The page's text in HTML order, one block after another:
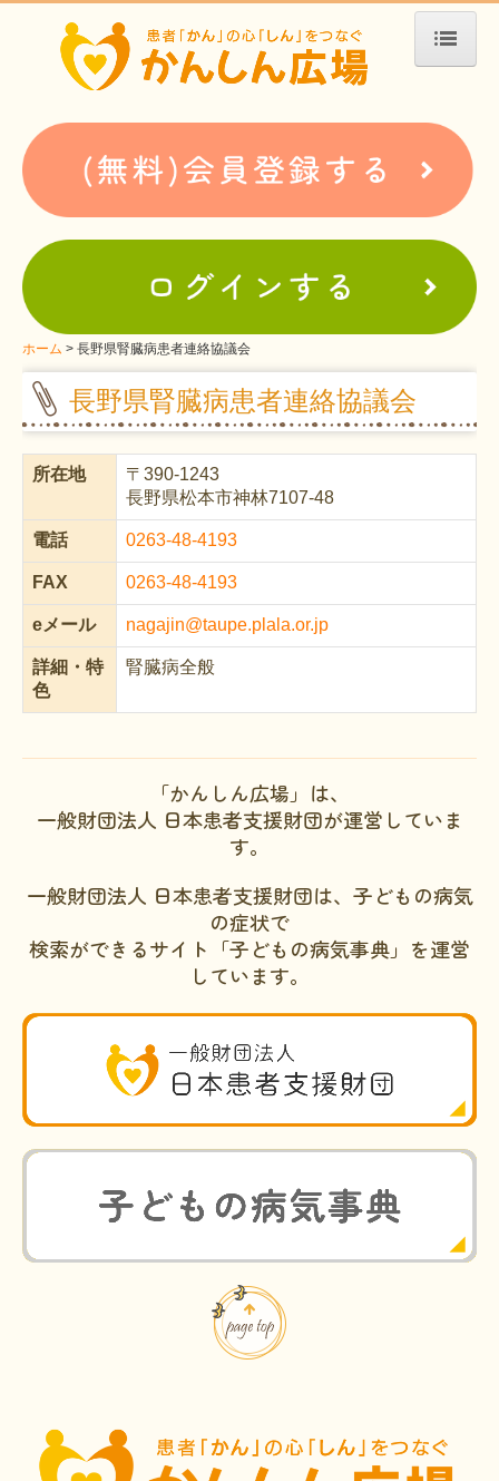
ホーム
患者会・支援団体紹介
疾患別検索
疾患分類検索
支援中ホームページ一例
難病お役立ち情報
患者会紹介
WEBメディアに関するコラム
文献に関するコラム
子どもに関するコラム
生活に関するコラム
就労に関するコラム
インタビュー一覧
医療従事者へのインタビュー
患者さんとご家族へのインタビュー
社会保障制度
神経免疫班
会員登録のメリット
難病患者さんの生活と治療に関する実態調査
ホーム 長野県腎臓病患者連絡協議会
長野県腎臓病患者連絡協議会
所在地 〒 390-1243
長野県松本市神林7107-48
電話 0263-48-4193
FAX 0263-48-4193
eメール nagajin@taupe.plala.or.jp
詳細・ 特
色
腎臓病全般
「かんしん広場」は、
一般財団法人 日本患者支援財団が運営していま
す。
一般財団法人 日本患者支援財団は、子どもの病気
の症状で
検索ができるサイト「子どもの病気事典」を運営
しています。